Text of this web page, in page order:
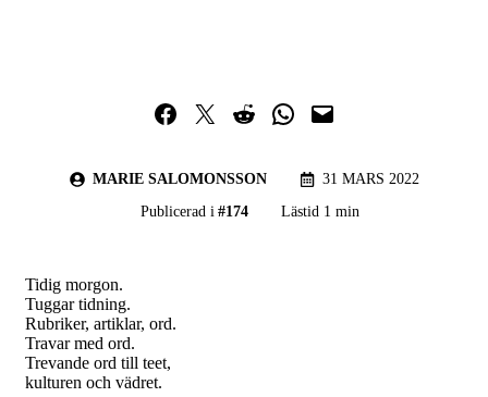
Dela på Facebook
Dela på TwitterDela på RedditDela i WhatsApp
Maila en länk
MARIE SALOMONSSON
31 MARS 2022
Publicerad i #174 Lästid 1 min
Tidig morgon.
Tuggar tidning.
Rubriker, artiklar, ord.
Travar med ord.
Trevande ord till teet,
kulturen och vädret.